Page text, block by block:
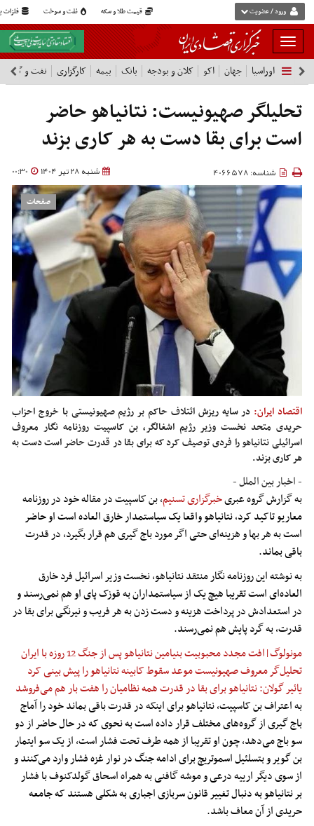
قیمت طلا و سکه نفت و سوخت فلزات ورود / عضویت
بار
و
بسته
نمودن
فهرست
اوراسیا جهان اکو کلان و بودجه بانک بیمه کارگزاری نفت و گاز
تحلیلگر صهیونیست: نتانیاهو حاضر
است برای بقا دست به هر کاری بزند
شنبه 28 تیر 1404 00:30 شناسه: 4066578
صفحات
اقتصاد ایران: در سایه ریزش ائتلاف حاکم بر رژیم صهیونیستی با خروج احزاب
حریدی متحد نخست وزیر رژیم اشغالگر، بن کاسپیت روزنامه نگار معروف
اسرائیلی نتانیاهو را فردی توصیف کرد که برای بقا در قدرت حاضر است دست به
هر کاری بزند.
- اخبار بین الملل -
به گزارش گروه عبریخبرگزاری تسنیم، بن کاسپیت در مقاله خود در روزنامه
معاریو تاکید کرد، نتانیاهو واقعا یک سیاستمدار خارق العاده است او حاضر
است به هر بها و هزینه‌ای حتی اگر مورد باج گیری هم قرار بگیرد، در قدرت
باقی بماند.
به نوشته این روزنامه نگار منتقد نتانیاهو، نخست وزیر اسرائیل فرد خارق
العاده‌ای است تقریبا هیچ یک از سیاستمداران به قوزک پای او هم نمی‌رسند و
در استعدادش در پرداخت هزینه و دست زدن به هر فریب و نیرنگی برای بقا در
قدرت، به گرد پایش هم نمی‌رسند.
مونولوگ|افت مجدد محبوبیت بنیامین نتانیاهو پس از جنگ 12 روزه با ایران
تحلیل‌گر معروف صهیونیست موعد سقوط کابینه نتانیاهو را پیش بینی کرد
یائیر گولان: نتانیاهو برای بقا در قدرت همه نظامیان را هفت بار هم می‌فروشد
به اعتراف بن کاسپیت، نتانیاهو برای اینکه در قدرت باقی بماند خود را آماج
باج گیری از گروه‌های مختلف قرار داده است به نحوی که در حال حاضر از دو
سو باج می‌دهد، چون او تقریبا از همه طرف تحت فشار است، از یک سو ایتمار
بن گویر و بتسلئیل اسموتریچ برای ادامه جنگ در نوار غزه فشار وارد می‌کنند و
از سوی دیگر ارییه درعی و موشه گافنی به همراه اسحاق گولدکنوف با فشار
بر نتانیاهو به دنبال تغییر قانون سربازی اجباری به شکلی هستند که جامعه
حریدی از آن معاف باشد.